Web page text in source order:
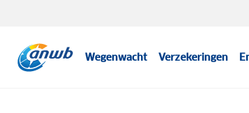
Wegenwacht Verzekeringen